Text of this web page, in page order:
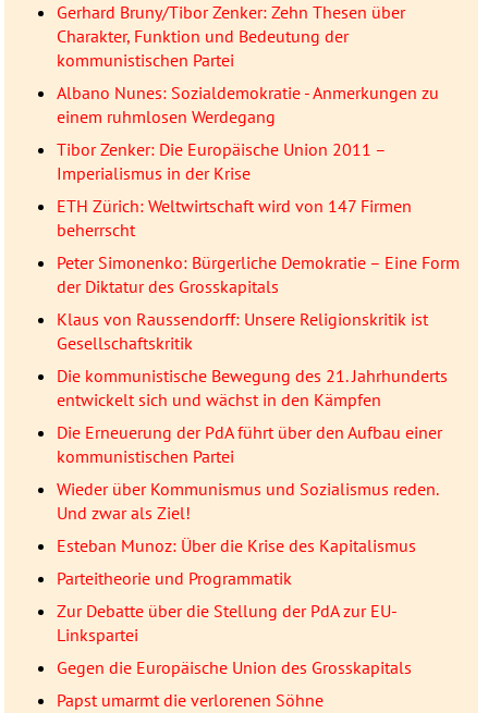
Gerhard Bruny/Tibor Zenker: Zehn Thesen über
Charakter, Funktion und Bedeutung der
kommunistischen Partei
Albano Nunes: Sozialdemokratie - Anmerkungen zu
einem ruhmlosen Werdegang
Tibor Zenker: Die Europäische Union 2011 –
Imperialismus in der Krise
ETH Zürich: Weltwirtschaft wird von 147 Firmen
beherrscht
Peter Simonenko: Bürgerliche Demokratie – Eine Form
der Diktatur des Grosskapitals
Klaus von Raussendorff: Unsere Religionskritik ist
Gesellschaftskritik
Die kommunistische Bewegung des 21. Jahrhunderts
entwickelt sich und wächst in den Kämpfen
Die Erneuerung der PdA führt über den Aufbau einer
kommunistischen Partei
Wieder über Kommunismus und Sozialismus reden.
Und zwar als Ziel!
Esteban Munoz: Über die Krise des Kapitalismus
Parteitheorie und Programmatik
Zur Debatte über die Stellung der PdA zur EU-
Linkspartei
Gegen die Europäische Union des Grosskapitals
Papst umarmt die verlorenen Söhne